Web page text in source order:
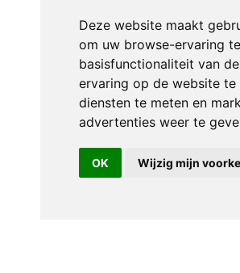
Deze website maakt
om uw browse-ervaring
basisfunctionaliteit van
ervaring op de website te
diensten te meten en
advertenties weer te
OK Wijzig mijn